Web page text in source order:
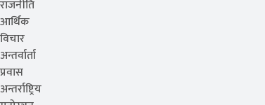
राजनीति
आर्थिक
विचार
अन्तर्वार्ता
प्रवास
अन्तर्राष्ट्रिय